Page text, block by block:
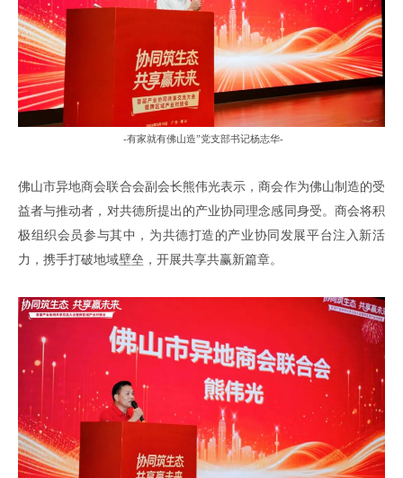
-有家就有佛山造”党支部书记杨志华-
佛山市异地商会联合会副会长熊伟光表示 ，商会作为佛山制造的受
益者与推动者 ， 对共德所提出的产业协同理念感同身受。 商会将积
极组织会员参与其中，为共德打造的产业协同发展平台注入 新活
力，携手打破地域壁垒，开展共享共赢新篇章。